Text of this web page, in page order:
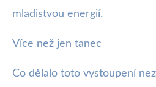
mladistvou energií.
Více než jen tanec
Co dělalo toto vystoupení